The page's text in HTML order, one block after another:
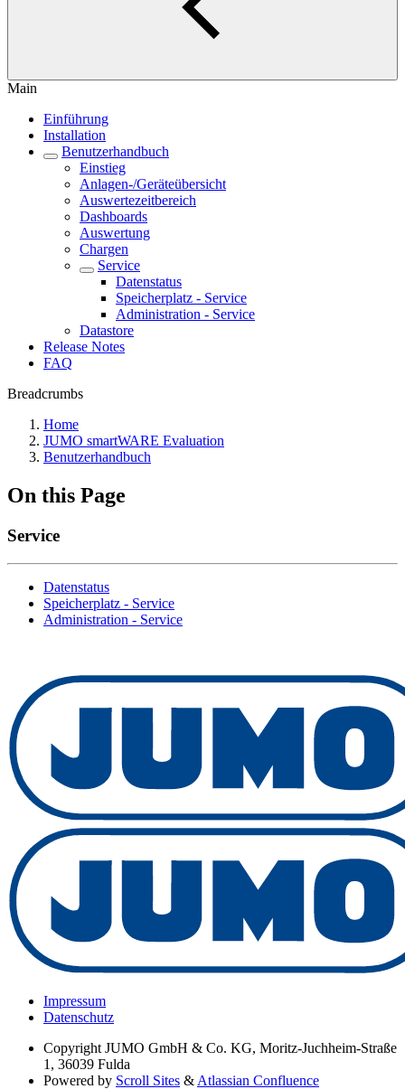
Main
Einführung
Installation
Benutzerhandbuch
Einstieg
Anlagen-/Geräteübersicht
Auswertezeitbereich
Dashboards
Auswertung
Chargen
Service
Datenstatus
Speicherplatz - Service
Administration - Service
Datastore
Release Notes
FAQ
Breadcrumbs
Home
JUMO smartWARE Evaluation
Benutzerhandbuch
On this Page
Service
Datenstatus
Speicherplatz - Service
Administration - Service
Impressum
Datenschutz
Copyright JUMO GmbH & Co. KG, Moritz-Juchheim-Straße
1, 36039 Fulda
Powered by Scroll Sites & Atlassian Confluence